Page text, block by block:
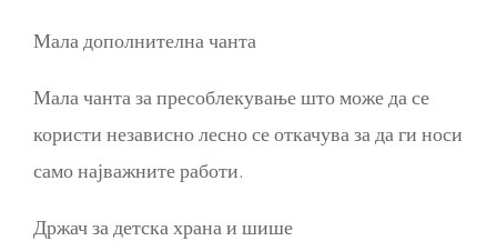
Мала дополнителна чанта
Мала чанта за пресоблекување што може да се
користи независно лесно се откачува за да ги носи
само најважните работи.
Држач за детска храна и шише